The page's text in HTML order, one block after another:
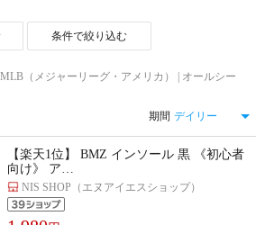
条件で絞り込む
（メジャーリーグ・アメリカ） | オールシー
期間
【楽天1位】 BMZ インソール 黒 《初心者
向け》 ア…
NIS SHOP（エヌアイエスショップ）